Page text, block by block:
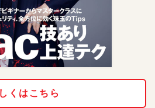
くはこちら